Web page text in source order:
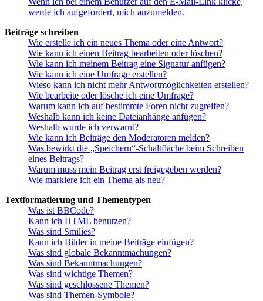
werde ich aufgefordert, mich anzumelden.
Beiträge schreiben
Wie erstelle ich ein neues Thema oder eine Antwort?
Wie kann ich einen Beitrag bearbeiten oder löschen?
Wie kann ich meinem Beitrag eine Signatur anfügen?
Wie kann ich eine Umfrage erstellen?
Wieso kann ich nicht mehr Antwortmöglichkeiten erstellen?
Wie bearbeite oder lösche ich eine Umfrage?
Warum kann ich auf bestimmte Foren nicht zugreifen?
Weshalb kann ich keine Dateianhänge anfügen?
Weshalb wurde ich verwarnt?
Wie kann ich Beiträge den Moderatoren melden?
Was bewirkt die „Speichern“-Schaltfläche beim Schreiben
eines Beitrags?
Warum muss mein Beitrag erst freigegeben werden?
Wie markiere ich ein Thema als neu?
Textformatierung und Thementypen
Was ist BBCode?
Kann ich HTML benutzen?
Was sind Smilies?
Kann ich Bilder in meine Beiträge einfügen?
Was sind globale Bekanntmachungen?
Was sind Bekanntmachungen?
Was sind wichtige Themen?
Was sind geschlossene Themen?
Was sind Themen-Symbole?